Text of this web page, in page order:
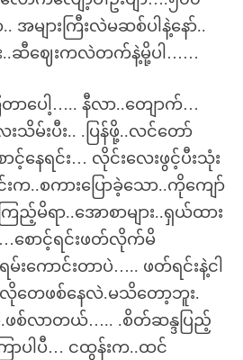
အများကြီးလဲမဆစ်ပါနဲ့နော်..
..ဆီဈေးကလဲတက်နဲ့မို့ပါ……
တာပေါ့….. နီလာ..တျောက်…
သိမ်းပီး.. .ပြန်ဖို့..လင်တော်
ာင့်နေရင်း… လိုင်းလေးဖွင့်ပီးသုံး
..စကားပြောခဲ့သော..ကိုကျော်
ည့်မိရာ..အောစာများ..ရှယ်ထား
စောင့်ရင်းဖတ်လိုက်မိ
ောင်းတာပဲ….. ဖတ်ရင်းနဲ့ငါ
ေဖစ်နေလဲ.မသိတော့ဘူး.
စိ.ဖစ်လာတယ်….. .စိတ်ဆန္ဒပြည့်
ာပါပီ… ငထွန်းက..ထင်